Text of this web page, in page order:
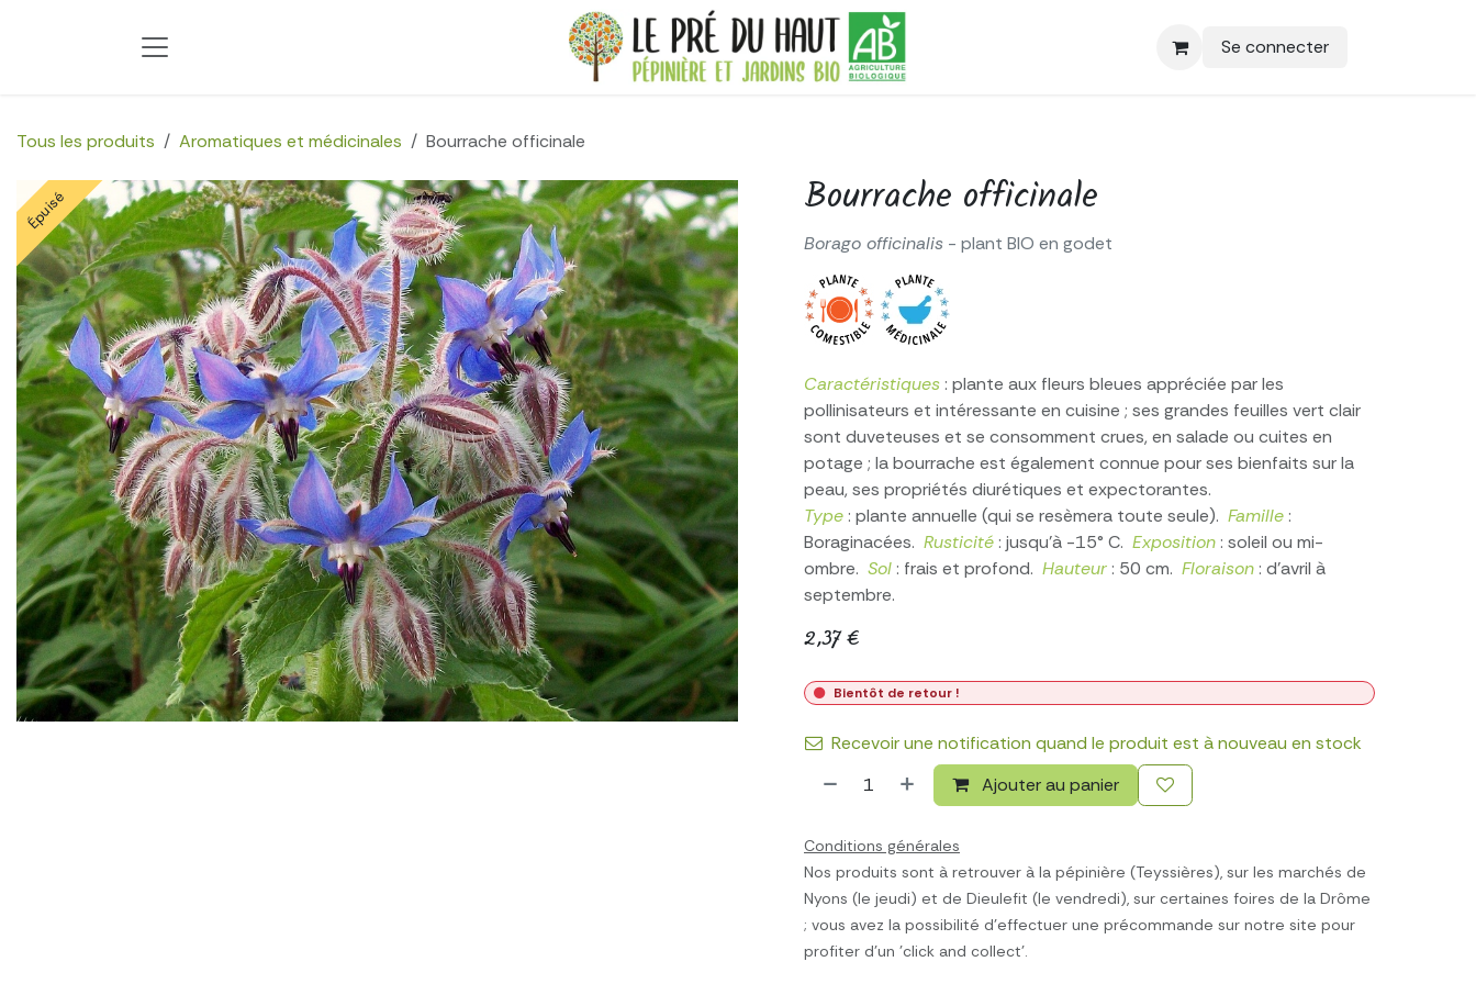
Se connecter
Tous les produits Aromatiques et médicinales Bourrache officinale
Épuisé Bourrache officinale
Borago officinalis - plant BIO en godet
Caractéristiques : plante aux fleurs bleues appréciée par les
pollinisateurs et intéressante en cuisine ; ses grandes feuilles vert clair
sont duveteuses et se consomment crues, en salade ou cuites en
potage ; la bourrache est également connue pour ses bienfaits sur la
peau, ses propriétés diurétiques et expectorantes.
Type : plante annuelle (qui se resèmera toute seule). Famille :
Boraginacées. Rusticité : jusqu'à -15° C. Exposition : soleil ou mi-
ombre. Sol : frais et profond. Hauteur : 50 cm. Floraison : d'avril à
septembre.
2,37€
Bientôt de retour !
Recevoir une notification quand le produit est à nouveau en stock
Ajouter au panier
Conditions générales
Nos produits sont à retrouver à la pépinière (Teyssières), sur les marchés de
Nyons (le jeudi) et de Dieulefit (le vendredi), sur certaines foires de la Drôme
; vous avez la possibilité d'effectuer une précommande sur notre site pour
profiter d'un 'click and collect'.